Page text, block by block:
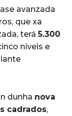
avanzada
que xa
terá5.300
niveis e
dunha nova
cadrados,